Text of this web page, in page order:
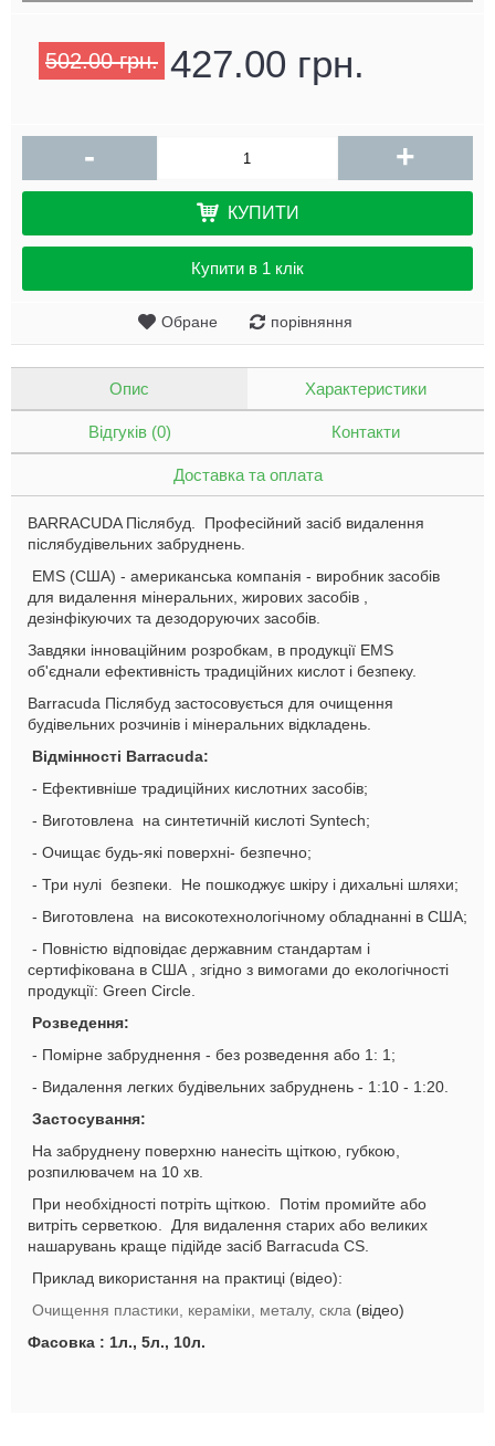
502.00 грн. 427.00 грн.
- +
КУПИТИ
Купити в 1 клік
Обране порівняння
Опис Характеристики
Відгуків (0) Контакти
Доставка та оплата
BARRACUDA Післябуд. Професійний засіб видалення
післябудівельних забруднень
EMS (США) - американська компанія - виробник засобів
для видалення мінеральних, жирових засобів ,
дезінфікуючих та дезодоруючих засобів.
Завдяки інноваційним розробкам, в продукції EMS
об'єднали ефективність традиційних кислот і безпеку.
Barracuda Післябуд застосовується для очищення
будівельних розчинів і мінеральних відкладень.
Відмінності Barracuda:
- Ефективніше традиційних кислотних засобів;
- Виготовлена
на синтетичній кислоті Syntech;
- Очищає будь-які поверхні- безпечно;
- Три нулі безпеки. Не пошкоджує шкіру і дихальні шляхи;
- Виготовлена
на високотехнологічному обладнанні в США;
- Повністю відповідає державним стандартам і
сертифікована в США
, згідно з вимогами до екологічності
продукції: Green Circle.
Розведення:
- Помірне забруднення - без розведення або 1: 1;
- Видалення легких будівельних забруднень - 1:10 - 1:20.
Застосування:
На забруднену поверхню нанесіть щіткою, губкою,
розпилювачем на 10 хв.
При необхідності потріть щіткою. Потім промийте або
витріть серветкою. Для видалення старих або великих
нашарувань краще підійде засіб Barracuda CS.
Приклад використання на практиці (відео):
Очищення пластики, кераміки, металу, скла (відео)
Фасовка : 1л., 5л., 10л.